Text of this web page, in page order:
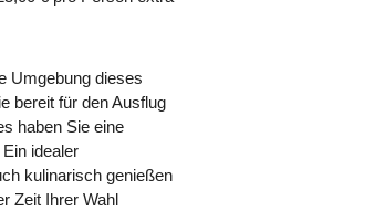
Umgebung dieses
bereit für den Ausflug
haben Sie eine
idealer
kulinarisch genießen
Zeit Ihrer Wahl